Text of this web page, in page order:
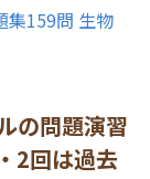
集159問 生物
の問題演習
2回は過去